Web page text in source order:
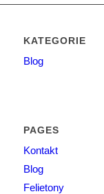
KATEGORIE
Blog
PAGES
Kontakt
Blog
Felietony